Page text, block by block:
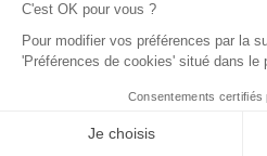
C'est OK pour vous ?
Pour modifier vos préférences par la
'Préférences de cookies' situé dans le
Consentements certifiés
Je choisis